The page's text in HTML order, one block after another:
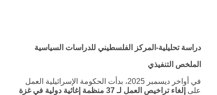
دراسة تحليلية-المركز الفلسطيني للدراسات السياسية
الملخص التنفيذي
في أواخر ديسمبر 2025، بدأت الحكومة الإسرائيلية العمل
على إلغاء تراخيص العمل لـ 37 منظمة إغاثية دولية في غزة